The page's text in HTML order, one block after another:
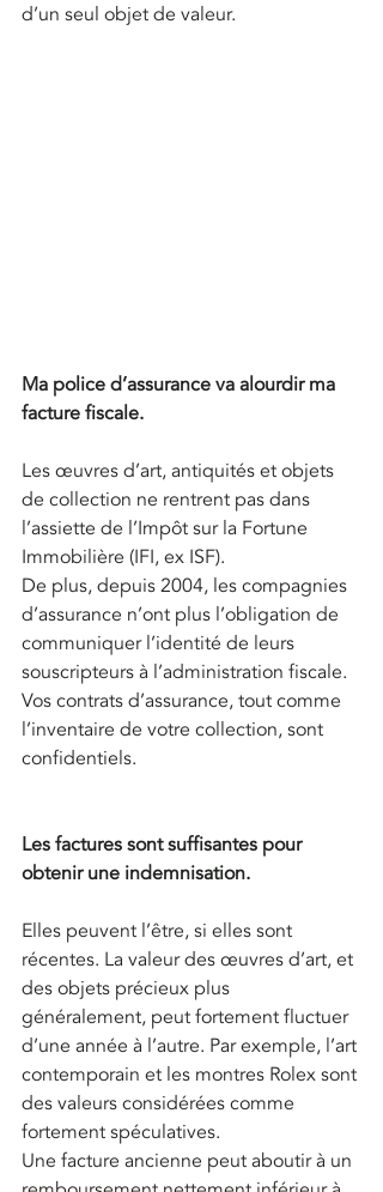
d’un seul objet de valeur.
Ma police d’assurance va alourdir ma
facture fiscale.
Les œuvres d’art, antiquités et objets
de collection ne rentrent pas dans
l’assiette de l’Impôt sur la Fortune
Immobilière (IFI, ex ISF).
De plus, depuis 2004, les compagnies
d’assurance n’ont plus l’obligation de
communiquer l’identité de leurs
souscripteurs à l’administration fiscale.
Vos contrats d’assurance, tout comme
l’inventaire de votre collection, sont
confidentiels.
Les factures sont suffisantes pour
obtenir une indemnisation.
Elles peuvent l’être, si elles sont
récentes. La valeur des œuvres d’art, et
des objets précieux plus
généralement, peut fortement fluctuer
d’une année à l’autre. Par exemple, l’art
contemporain et les montres Rolex sont
des valeurs considérées comme
fortement spéculatives.
Une facture ancienne peut aboutir à un